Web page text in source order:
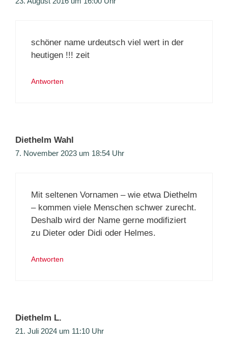
schöner name urdeutsch viel wert in der
heutigen !!! zeit
Antworten
Diethelm Wahl
7. November 2023 um 18:54 Uhr
Mit seltenen Vornamen – wie etwa Diethelm
– kommen viele Menschen schwer zurecht.
Deshalb wird der Name gerne modifiziert
zu Dieter oder Didi oder Helmes.
Antworten
Diethelm L.
21. Juli 2024 um 11:10 Uhr